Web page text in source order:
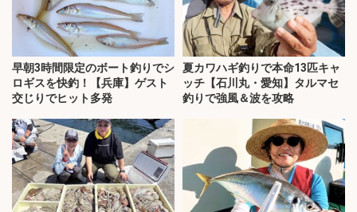
早朝3時間限定のボート釣りでシ
ロギスを快釣！【兵庫】ゲスト
交じりでヒット多発
夏カワハギ釣りで本命13匹キャ
ッチ【石川丸・愛知】タルマセ
釣りで強風＆波を攻略